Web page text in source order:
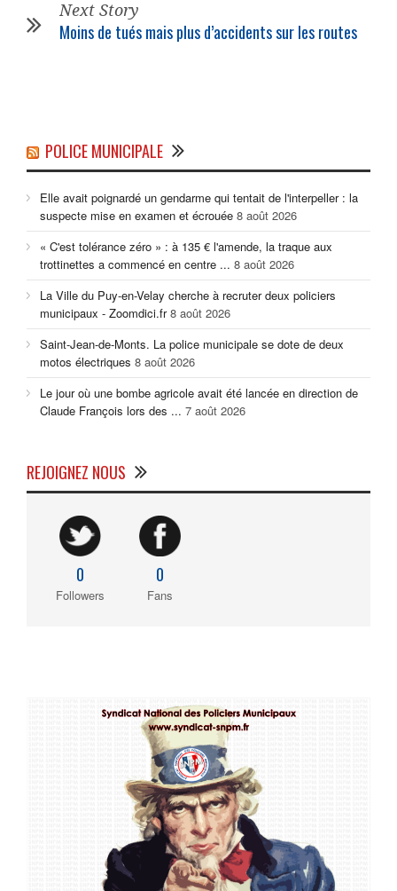
Next Story
Moins de tués mais plus d’accidents sur les routes
POLICE MUNICIPALE
Elle avait poignardé un gendarme qui tentait de l'interpeller : la
suspecte mise en examen et écrouée 8 août 2026
« C'est tolérance zéro » : à 135 € l'amende, la traque aux
trottinettes a commencé en centre ... 8 août 2026
La Ville du Puy-en-Velay cherche à recruter deux policiers
municipaux - Zoomdici.fr 8 août 2026
Saint-Jean-de-Monts. La police municipale se dote de deux
motos électriques 8 août 2026
Le jour où une bombe agricole avait été lancée en direction de
Claude François lors des ... 7 août 2026
REJOIGNEZ NOUS
0
Followers
0
Fans